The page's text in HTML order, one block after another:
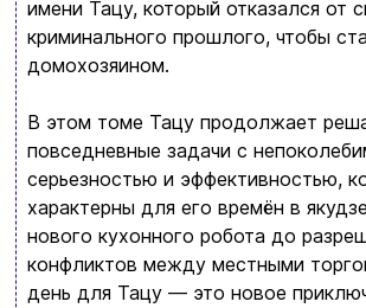
имени Тацу, который отказался от
криминального прошлого, чтобы
домохозяином.
В этом томе Тацу продолжает
повседневные задачи с
серьезностью и эффективностью,
характерны для его времён в
нового кухонного робота до
конфликтов между местными
день для Тацу — это новое
Новости и статьи
Возврат и обмен
Контакты
+380996393746
+380634324164
Ваша корзина сейчас
Просмотрите ассортимент
вы обязательно найдете
интересное